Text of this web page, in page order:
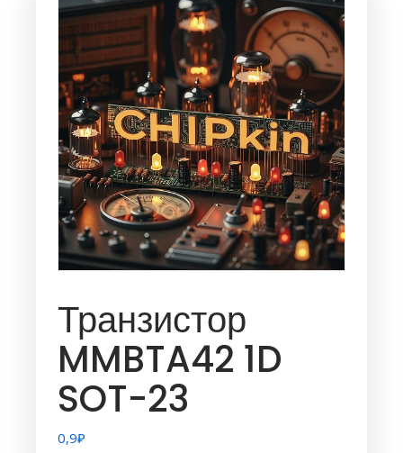
Транзистор
MMBTA42 1D
SOT-23
0,9₽